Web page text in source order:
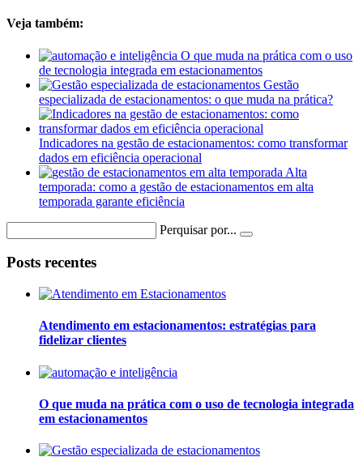
Veja também:
O que muda na prática com o uso
de tecnologia integrada em estacionamentos
Gestão
especializada de estacionamentos: o que muda na prática?
Indicadores na gestão de estacionamentos: como transformar
dados em eficiência operacional
Alta
temporada: como a gestão de estacionamentos em alta
temporada garante eficiência
Perquisar por...
Posts recentes
Atendimento em estacionamentos: estratégias para
fidelizar clientes
O que muda na prática com o uso de tecnologia integrada
em estacionamentos